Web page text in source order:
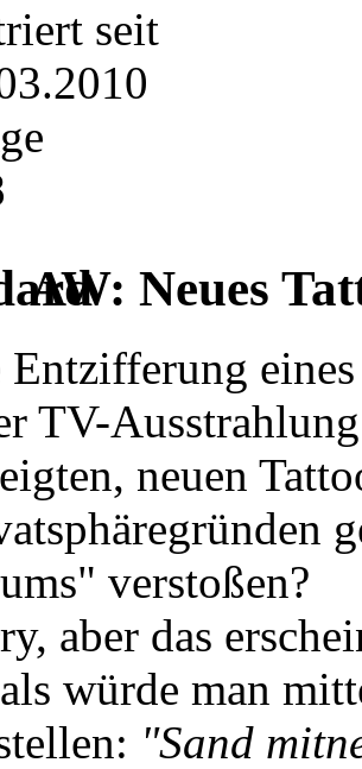
seit
AW: Neues
Entzifferung
TV-
neuen
verstoßen?
aber das
würde man
"Sand